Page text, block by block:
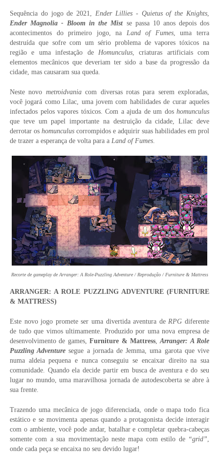
Sequência do jogo de 2021,Ender Lillies - Quietus of the Knights,
Ender Magnolia - Bloom in the Mist se passa 10 anos depois dos
acontecimentos do primeiro jogo, na Land of Fumes, uma terra
destruída que sofre com um sério problema de vapores tóxicos na
região e uma infestação de Homunculus, criaturas artificiais com
elementos mecânicos que deveriam ter sido a base da progressão da
cidade, mas causaram sua queda.
Neste novo metroidvaniacom diversas rotas para serem exploradas,
você jogará como Lilac, uma jovem com habilidades de curar aqueles
infectados pelos vapores tóxicos. Com a ajuda de um dos homunculus
que teve um papel importante na destruição da cidade, Lilac deve
derrotar os homunculus corrompidos e adquirir suas habilidades em prol
de trazer a esperança de volta para a Land of Fumes.
Recorte de gameplay de Arranger: A Role-Puzzling Adventure / Reprodução / Furniture & Mattress
ARRANGER: A ROLE PUZZLING ADVENTURE (FURNITURE
& MATTRESS)
Este novo jogo promete ser uma divertida aventura deRPG diferente
de tudo que vimos ultimamente. Produzido por uma nova empresa de
desenvolvimento de games,Furniture & Mattress,Arranger: A Role
Puzzling Adventure segue a jornada de Jemma, uma garota que vive
numa aldeia pequena e nunca conseguiu se encaixar direito na sua
comunidade. Quando ela decide partir em busca de aventura e do seu
lugar no mundo, uma maravilhosa jornada de autodescoberta se abre à
sua frente.
Trazendo uma mecânica de jogo diferenciada, onde o mapa todo fica
estático e se movimenta apenas quando a protagonista decide interagir
com o ambiente, você pode andar, batalhar e completar quebra-cabeças
somente com a sua movimentação neste mapa com estilo de “grid”,
onde cada peça se encaixa no seu devido lugar!